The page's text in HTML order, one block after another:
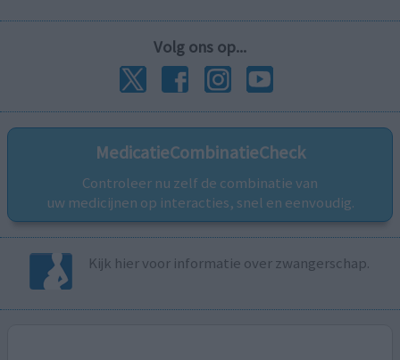
Volg ons op...
MedicatieCombinatieCheck
Controleer nu zelf de combinatie van
uw medicijnen op interacties, snel en eenvoudig.
Kijk hier voor informatie over zwangerschap.